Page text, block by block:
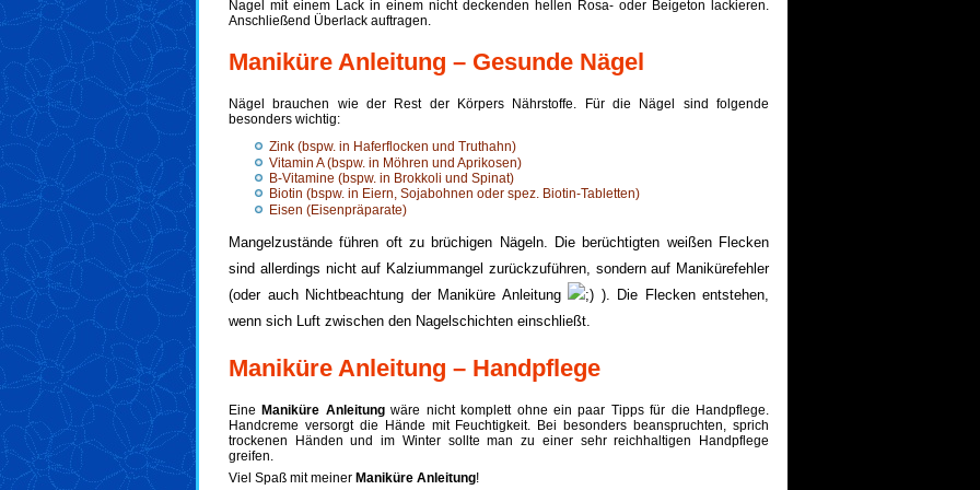
Nagel mit einem Lack in einem nicht deckenden hellen Rosa- oder Beigeton lackieren.
Anschließend Überlack auftragen.
Maniküre Anleitung – Gesunde Nägel
Nägel brauchen wie der Rest der Körpers Nährstoffe. Für die Nägel sind folgende
besonders wichtig:
Zink (bspw. in Haferflocken und Truthahn)
Vitamin A (bspw. in Möhren und Aprikosen)
B-Vitamine (bspw. in Brokkoli und Spinat)
Biotin (bspw. in Eiern, Sojabohnen oder spez. Biotin-Tabletten)
Eisen (Eisenpräparate)
Mangelzustände führen oft zu brüchigen Nägeln. Die berüchtigten weißen Flecken
sind allerdings nicht auf Kalziummangel zurückzuführen, sondern auf Manikürefehler
(oder auch Nichtbeachtung der Maniküre Anleitung
). Die Flecken entstehen,
wenn sich Luft zwischen den Nagelschichten einschließt.
Maniküre Anleitung – Handpflege
Eine Maniküre Anleitungwäre nicht komplett ohne ein paar Tipps für die Handpflege.
Handcreme versorgt die Hände mit Feuchtigkeit. Bei besonders beanspruchten, sprich
trockenen Händen und im Winter sollte man zu einer sehr reichhaltigen Handpflege
greifen.
Viel Spaß mit meiner Maniküre Anleitung!